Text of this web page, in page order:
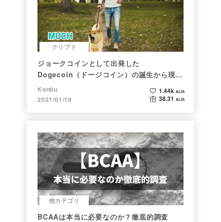
クリプト
ジョークコインとして出発した
Dogecoin（ドージコイン）の誕生から現在
まで。注目される非証券性🐶
Konbu
2021/01/19
1.44k ALIS
38.31 ALIS
他カテゴリ
BCAAは本当に必要なのか？徹底的調査